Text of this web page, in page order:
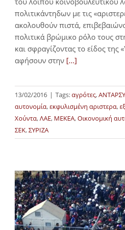
πολιτικάντηδων με τις
ακολουθούν πιστά,
πολιτικά βρώμικο ρόλο τους
και σφραγίζοντας το είδος της
αφήσουν στην [...]
13/02/2016 | Tags:αγρότες,
αυτονομία,εκφυλισμένη αριστερα,
Χούντα,ΛΑΕ, ΜΕΚΕΑ,Οικονομική
ΣΕΚ,ΣΥΡΙΖΑ